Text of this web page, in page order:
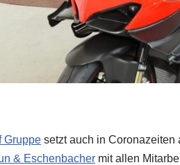
Gruppe setzt auch in Coronazeiten
& Eschenbacher mit allen